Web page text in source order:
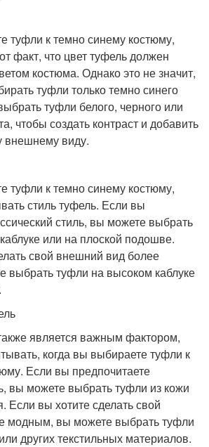
туфли к темно синему костюму,
факт, что цвет туфель должен
костюма. Однако это не значит,
туфли только темно синего
туфли белого, черного или
чтобы создать контраст и добавить
внешнему виду.
туфли к темно синему костюму,
стиль туфель. Если вы
стиль, вы можете выбрать
или на плоской подошве.
свой внешний вид более
туфли на высоком каблуке
является важным фактором,
когда вы выбираете туфли к
Если вы предпочитаете
вы можете выбрать туфли из кожи
Если вы хотите сделать свой
модным, вы можете выбрать туфли
других текстильных материалов.